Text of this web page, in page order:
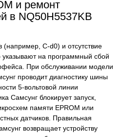
и ремонт
в NQ50H5537KB
C-d0) и отсутствие
на программный сбой
При обслуживании модели
проводит диагностику шины
5-вольтовой линии
Самсунг блокирует запуск,
памяти EPROM или
датчиков. Правильная
возвращает устройству